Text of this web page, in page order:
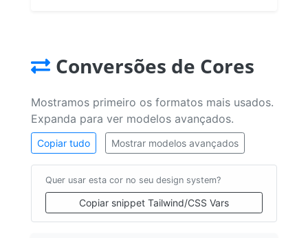
Conversões de Cores
Mostramos primeiro os formatos mais usados.
Expanda para ver modelos avançados.
Copiar tudo Mostrar modelos avançados
Quer usar esta cor no seu design system?
Copiar snippet Tailwind/CSS Vars